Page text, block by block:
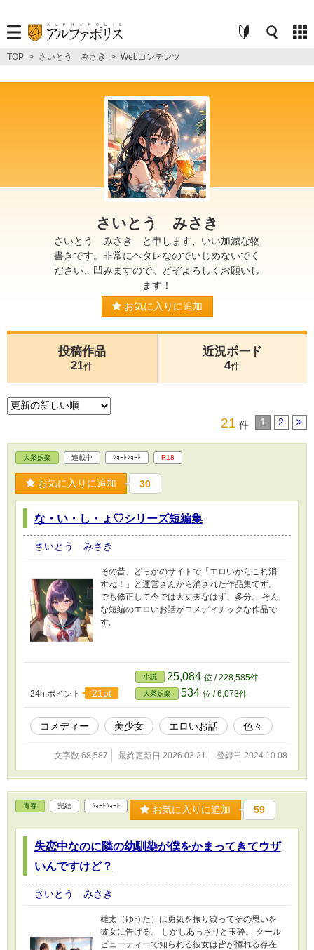
TOP > さいとう みさき > Webコンテンツ
さいとう みさき
さいとう みさき と申します、いい加減な物
書きです。非常にヘタレなのでいじめないでく
ださい、凹みますので。どぞよろしくお願いし
ます！
お気に入りに追加
投稿作品
21件
近況ボード
4件
21 件 1 2
大衆娯楽 連載中 ｼｮｰﾄｼｮｰﾄ R18
お気に入りに追加 30
な・い・し・ょ♡シリーズ短編集
さいとう みさき
その昔、どっかのサイトで「エロいからこれ消
すね！」と運営さんから消された作品集です。
でも修正して今では大丈夫なはず、多分。 そん
な短編のエロいお話がコメディチックな作品で
す。
24h.ポイント 21pt
小説 25,084 位 / 228,585件
大衆娯楽 534 位 / 6,073件
コメディー 美少女 エロいお話 色々
文字数 68,587 最終更新日 2026.03.21 登録日 2024.10.08
青春 完結 ｼｮｰﾄｼｮｰﾄ お気に入りに追加 59
失恋中なのに隣の幼馴染が僕をかまってきてウザ
いんですけど？
さいとう みさき
雄太（ゆうた）は勇気を振り絞ってその思いを
彼女に告げる。 しかしあっさりと玉砕。 クール
ビューティーで知られる彼女は皆が憧れる存在